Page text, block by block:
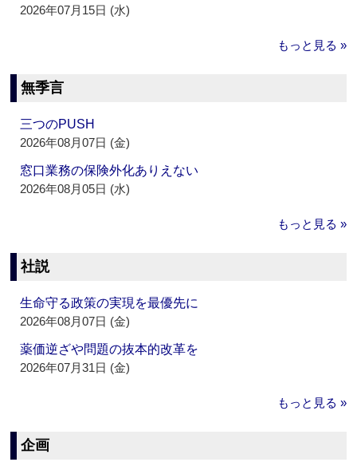
2026年07月15日 (水)
もっと見る »
無季言
三つのPUSH
2026年08月07日 (金)
窓口業務の保険外化ありえない
2026年08月05日 (水)
もっと見る »
社説
生命守る政策の実現を最優先に
2026年08月07日 (金)
薬価逆ざや問題の抜本的改革を
2026年07月31日 (金)
もっと見る »
企画